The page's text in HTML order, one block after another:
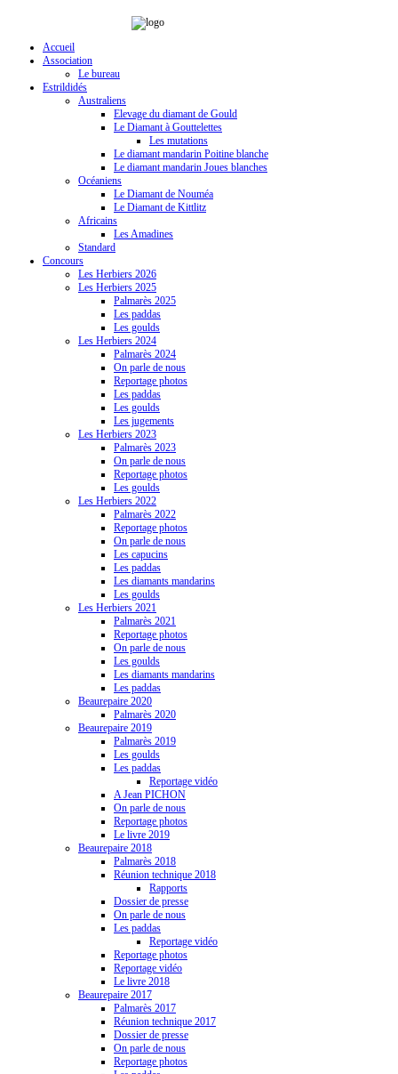
Accueil
Association
Le bureau
Estrildidés
Australiens
Elevage du diamant de Gould
Le Diamant à Gouttelettes
Les mutations
Le diamant mandarin Poitine blanche
Le diamant mandarin Joues blanches
Océaniens
Le Diamant de Nouméa
Le Diamant de Kittlitz
Africains
Les Amadines
Standard
Concours
Les Herbiers 2026
Les Herbiers 2025
Palmarès 2025
Les paddas
Les goulds
Les Herbiers 2024
Palmarès 2024
On parle de nous
Reportage photos
Les paddas
Les goulds
Les jugements
Les Herbiers 2023
Palmarès 2023
On parle de nous
Reportage photos
Les goulds
Les Herbiers 2022
Palmarès 2022
Reportage photos
On parle de nous
Les capucins
Les paddas
Les diamants mandarins
Les goulds
Les Herbiers 2021
Palmarès 2021
Reportage photos
On parle de nous
Les goulds
Les diamants mandarins
Les paddas
Beaurepaire 2020
Palmarès 2020
Beaurepaire 2019
Palmarès 2019
Les goulds
Les paddas
Reportage vidéo
A Jean PICHON
On parle de nous
Reportage photos
Le livre 2019
Beaurepaire 2018
Palmarès 2018
Réunion technique 2018
Rapports
Dossier de presse
On parle de nous
Les paddas
Reportage vidéo
Reportage photos
Reportage vidéo
Le livre 2018
Beaurepaire 2017
Palmarès 2017
Réunion technique 2017
Dossier de presse
On parle de nous
Reportage photos